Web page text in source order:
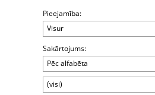
Pieejamība:
Visur
Sakārtojums:
Pēc alfabēta
(visi)